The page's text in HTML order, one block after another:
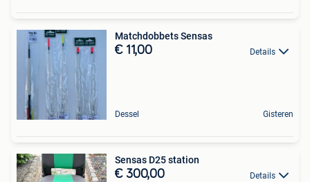
Matchdobbets Sensas
€ 11,00 Details
Dessel Gisteren
Sensas D25 station
€ 300,00 Details